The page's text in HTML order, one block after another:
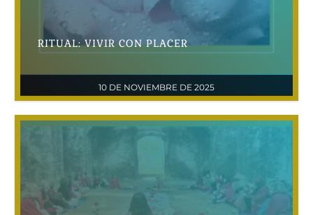
10 DE NOVIEMBRE DE 2025
RITUAL: VIVIR CON PLACER